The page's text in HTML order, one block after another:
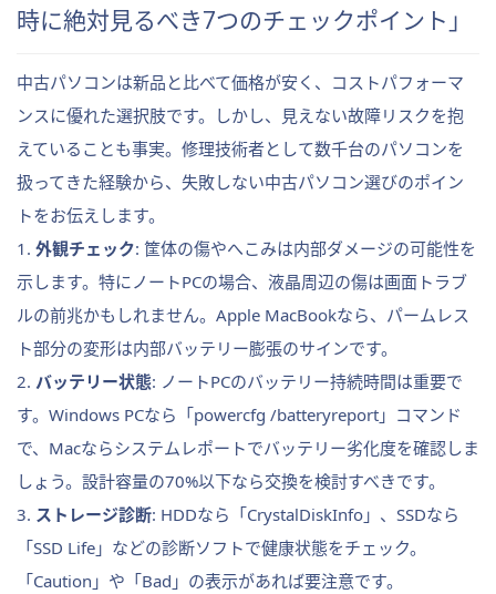
時に絶対見るべき7つのチェックポイント」
中古パソコンは新品と比べて価格が安く、コストパフォーマ
ンスに優れた選択肢です。しかし、見えない故障リスクを抱
えていることも事実。修理技術者として数千台のパソコンを
扱ってきた経験から、失敗しない中古パソコン選びのポイン
トをお伝えします。
1. 外観チェック: 筐体の傷やへこみは内部ダメージの可能性を
示します。特にノートPCの場合、液晶周辺の傷は画面トラブ
ルの前兆かもしれません。Apple MacBookなら、パームレス
ト部分の変形は内部バッテリー膨張のサインです。
2. バッテリー状態: ノートPCのバッテリー持続時間は重要で
す。Windows PCなら「powercfg /batteryreport」コマンド
で、Macならシステムレポートでバッテリー劣化度を確認しま
しょう。設計容量の70%以下なら交換を検討すべきです。
3. ストレージ診断: HDDなら「CrystalDiskInfo」、SSDなら
「SSD Life」などの診断ソフトで健康状態をチェック。
「Caution」や「Bad」の表示があれば要注意です。